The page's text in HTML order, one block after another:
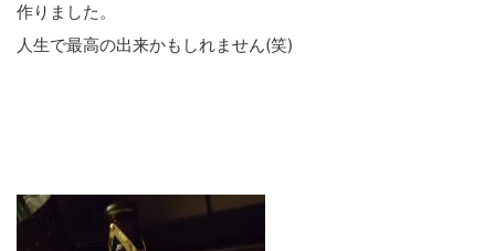
作りました。
人生で最高の出来かもしれません(笑)